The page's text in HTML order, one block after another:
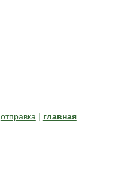
отправка | главная